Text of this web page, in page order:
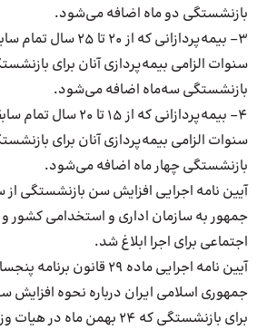
بازنشستگی دو ماه اضافه‌ می‌شود.
۳– بیمه‌پردازانی که از
سنوات الزامی بیمه­‌پردازی آنان برای
بازنشستگی سه­‌ماه اضافه‌ می‌شود.
۴– بیمه‌پردازانی که از
سنوات الزامی بیمه­‌پردازی آنان برای
بازنشستگی چهار ماه اضافه‌ می‌شود.
آیین نامه اجرایی افزایش سن بازنشستگی
جمهور به سازمان اداری و استخدامی کشور و
اجتماعی برای اجرا ابلاغ شد.
آیین نامه اجرایی ماده ۲۹
جمهوری اسلامی ایران درباره نحوه افزایش
برای بازنشستگی که ۲۴ بهمن